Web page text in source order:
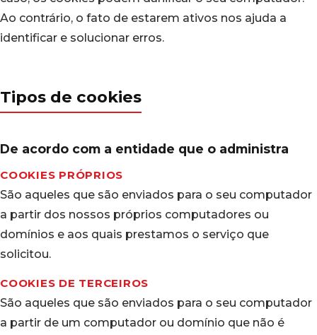
Ao contrário, o fato de estarem ativos nos ajuda a
identificar e solucionar erros.
Tipos de cookies
De acordo com a entidade que o administra
COOKIES PRÓPRIOS
São aqueles que são enviados para o seu computador
a partir dos nossos próprios computadores ou
domínios e aos quais prestamos o serviço que
solicitou.
COOKIES DE TERCEIROS
São aqueles que são enviados para o seu computador
a partir de um computador ou domínio que não é